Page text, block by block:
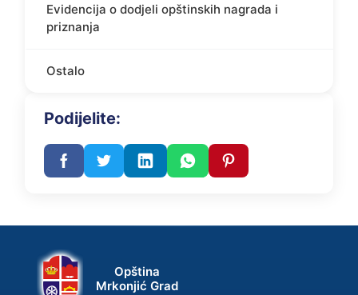
Evidencija o dodjeli opštinskih nagrada i
priznanja
Ostalo
Podijelite:
Opština
Mrkonjić Grad